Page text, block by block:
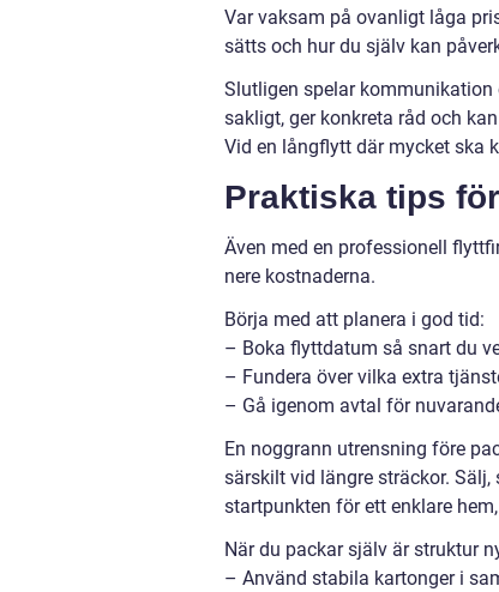
Var vaksam på ovanligt låga
sätts och hur du själv kan
Slutligen spelar kommunikation
sakligt, ger konkreta råd och
Vid en långflytt där mycket ska
Praktiska tips
Även med en professionell
nere kostnaderna.
Börja med att planera i god tid:
– Boka flyttdatum så snart du
– Fundera över vilka extra
– Gå igenom avtal för
En noggrann utrensning före
särskilt vid längre sträckor.
startpunkten för ett enklare
När du packar själv är struktur
– Använd stabila kartonger i